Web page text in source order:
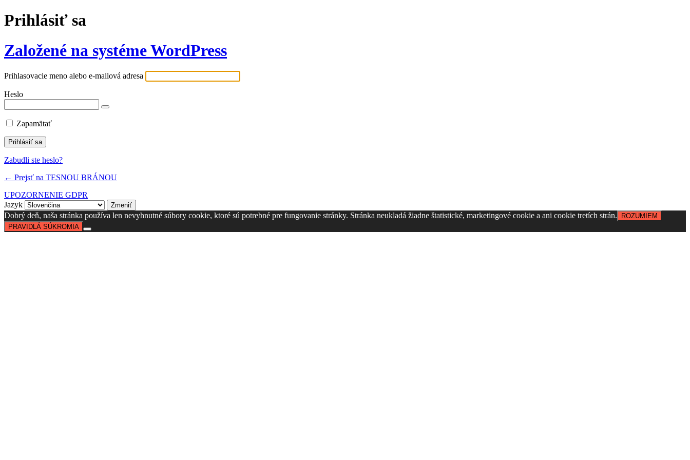
Prihlásiť sa
Založené na systéme WordPress
Prihlasovacie meno alebo e-mailová adresa
Heslo
Zapamätať
Zabudli ste heslo?
← Prejsť na TESNOU BRÁNOU
UPOZORNENIE GDPR
Jazyk
Dobrý deň, naša stránka používa len nevyhnutné súbory cookie, ktoré sú potrebné pre fungovanie stránky. Stránka neukladá žiadne štatistické, marketingové cookie a ani cookie tretích strán.
ROZUMIEM
PRAVIDLÁ SÚKROMIA